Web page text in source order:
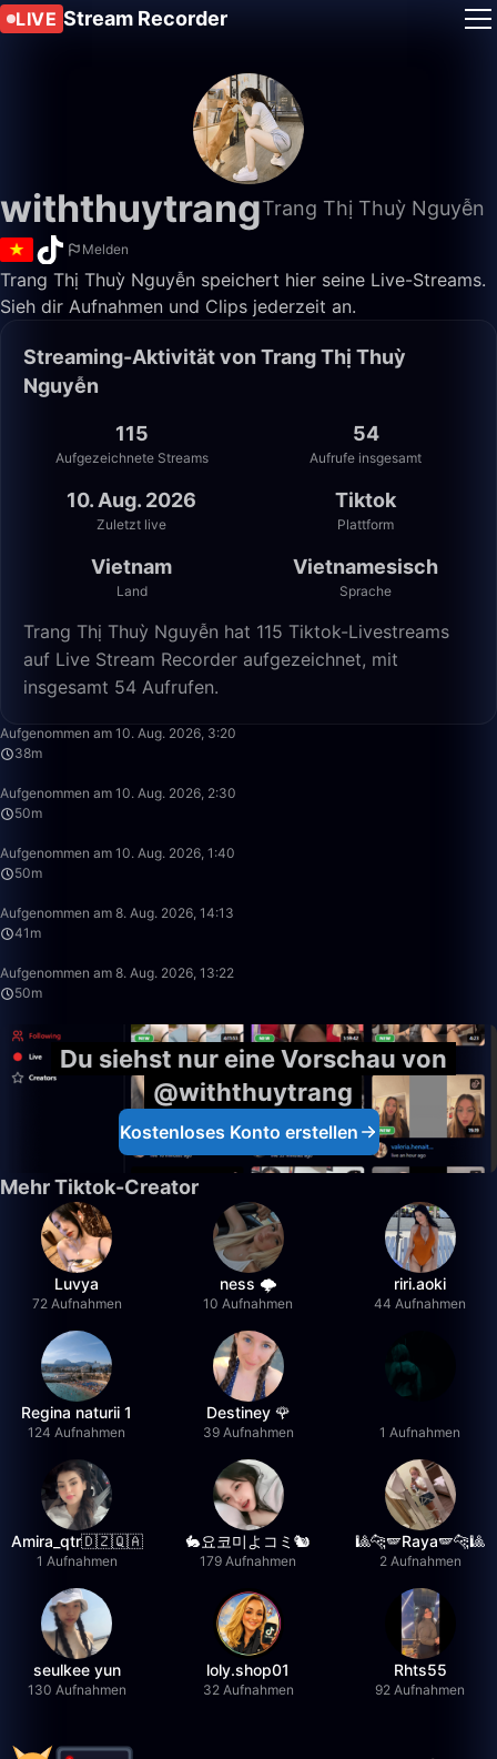
LIVE Stream Recorder
withthuytrangTrang Thị Thuỳ Nguyễn
Melden
Trang Thị Thuỳ Nguyễn speichert hier seine Live-Streams.
Sieh dir Aufnahmen und Clips jederzeit an.
Streaming-Aktivität von Trang Thị Thuỳ
Nguyễn
115
Aufgezeichnete Streams
54
Aufrufe insgesamt
10. Aug. 2026
Zuletzt live
Tiktok
Plattform
Vietnam
Land
Vietnamesisch
Sprache
Trang Thị Thuỳ Nguyễn hat 115 Tiktok-Livestreams
auf Live Stream Recorder aufgezeichnet, mit
insgesamt 54 Aufrufen.
Aufgenommen am 10. Aug. 2026, 3:20
38m
Aufgenommen am 10. Aug. 2026, 2:30
50m
Aufgenommen am 10. Aug. 2026, 1:40
50m
Aufgenommen am 8. Aug. 2026, 14:13
41m
Aufgenommen am 8. Aug. 2026, 13:22
50m
Du siehst nur eine Vorschau von
@withthuytrang
Kostenloses Konto erstellen
Mehr Tiktok-Creator
Luvya
72 Aufnahmen
ness 🌩️
10 Aufnahmen
riri.aoki
44 Aufnahmen
Regina naturii 1
124 Aufnahmen
Destiney 🌹
39 Aufnahmen 1 Aufnahmen
Amira_qtr🇩🇿🇶🇦
1 Aufnahmen
🐇요코미よコミ🐿
179 Aufnahmen
🎱🐆🪽Raya🪽🐆🎱
2 Aufnahmen
seulkee yun
130 Aufnahmen
loly.shop01
32 Aufnahmen
Rhts55
92 Aufnahmen